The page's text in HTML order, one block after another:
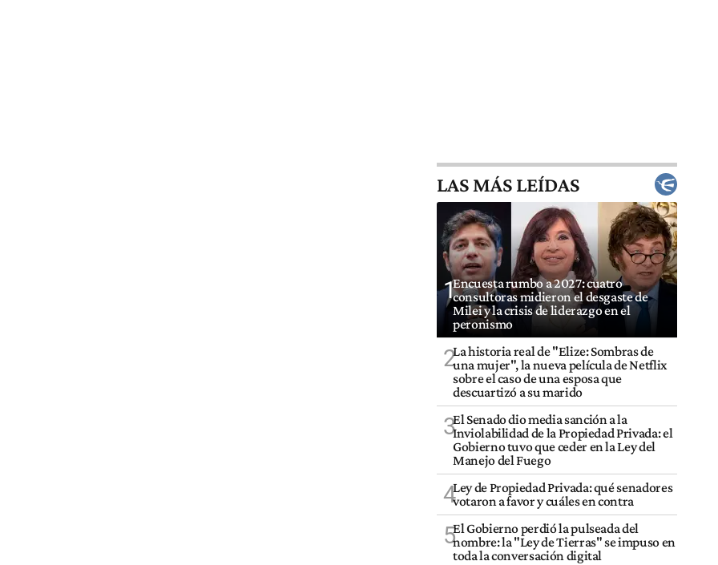
LAS MÁS LEÍDAS
1Encuesta rumbo a 2027: cuatro
consultoras midieron el desgaste de
Milei y la crisis de liderazgo en el
peronismo
2La historia real de "Elize: Sombras de
una mujer", la nueva película de Netflix
sobre el caso de una esposa que
descuartizó a su marido
3El Senado dio media sanción a la
Inviolabilidad de la Propiedad Privada: el
Gobierno tuvo que ceder en la Ley del
Manejo del Fuego
4Ley de Propiedad Privada: qué senadores
votaron a favor y cuáles en contra
5El Gobierno perdió la pulseada del
nombre: la "Ley de Tierras" se impuso en
toda la conversación digital